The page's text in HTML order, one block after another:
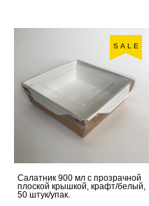
SALE
Салатник 900 мл с прозрачной
плоской крышкой, крафт/белый,
50 штук/упак.